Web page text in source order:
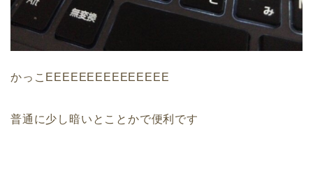
かっこEEEEEEEEEEEEEEE
普通に少し暗いとことかで便利です